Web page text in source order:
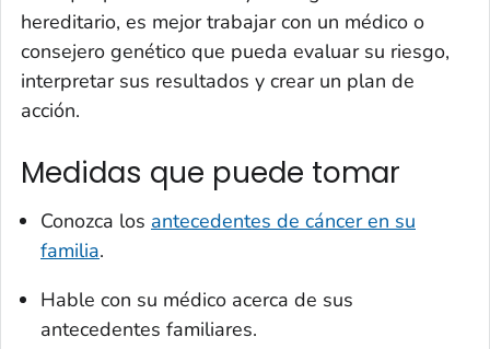
hereditario, es mejor trabajar con un médico o
consejero genético que pueda evaluar su riesgo,
interpretar sus resultados y crear un plan de
acción.
Medidas que puede tomar
Conozca los antecedentes de cáncer en su
familia.
Hable con su médico acerca de sus
antecedentes familiares.